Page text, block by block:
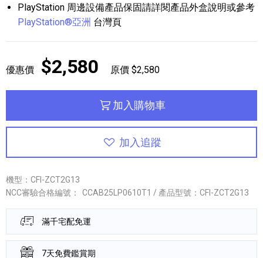
PlayStation 周邊設備產品保固請詳閱產品外盒說明或參考
PlayStation®亞洲 台灣頁
優惠價 $2,580 原價 $2,580
加入購物車
加入追蹤
機型：CFI-ZCT2G13
NCC審驗合格編號：
CCAB25LP0610T1 / 產品型號：CFI-ZCT2G13
滿千宅配免運
7天免費鑑賞期